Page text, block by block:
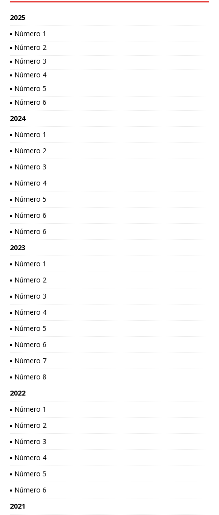
2025
▪ Número 1
▪ Número 2
▪ Número 3
▪ Número 4
▪ Número 5
▪ Número 6
2024
▪ Número 1
▪ Número 2
▪ Número 3
▪ Número 4
▪ Número 5
▪ Número 6
▪ Número 6
2023
▪ Número 1
▪ Número 2
▪ Número 3
▪ Número 4
▪ Número 5
▪ Número 6
▪ Número 7
▪ Número 8
2022
▪ Número 1
▪ Número 2
▪ Número 3
▪ Número 4
▪ Número 5
▪ Número 6
2021